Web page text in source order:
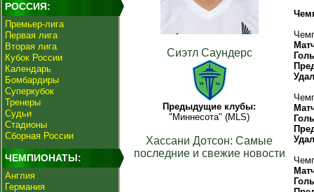
РОССИЯ:
Премьер-лига
Первая лига
Вторая лига
Кубок России
Календарь
Бомбардиры
Суперкубок
Тренеры
Судьи
Стадионы
Сборная России
ЧЕМПИОНАТЫ:
Англия
Германия
Сиэтл Саундерс
Предыдущие клубы:
"Миннесота" (MLS)
Хассани Дотсон: Самые
последние и свежие новости